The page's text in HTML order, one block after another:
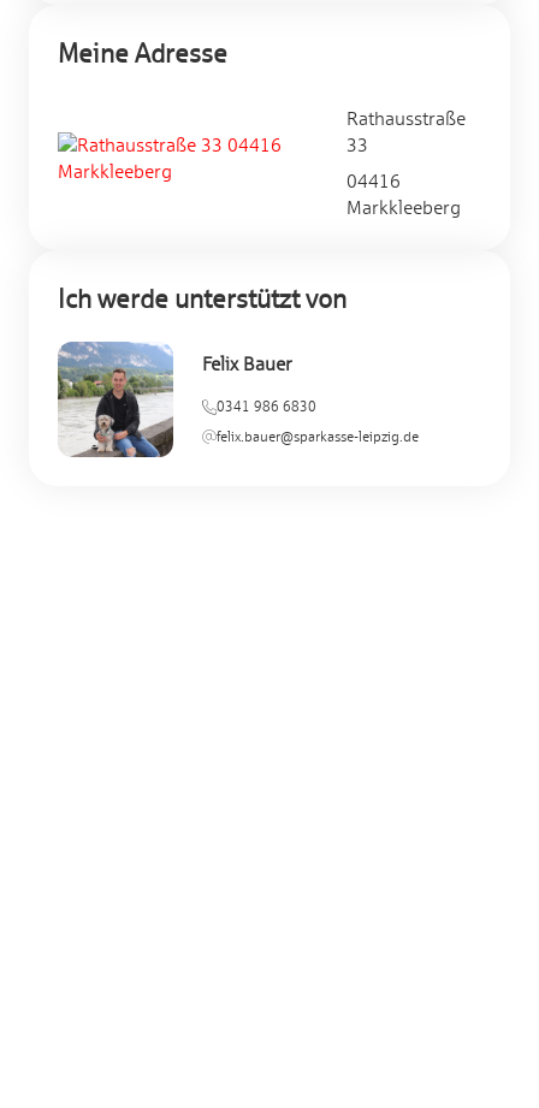
Meine Adresse
Rathausstraße
33
04416
Markkleeberg
Ich werde unterstützt von
Felix Bauer
0341 986 6830
felix.bauer@sparkasse-leipzig.de